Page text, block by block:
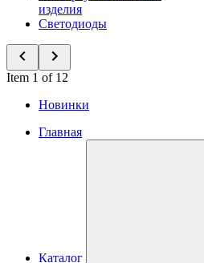
изделия
Светодиоды
Item 1 of 12
Новинки
Главная
Каталог